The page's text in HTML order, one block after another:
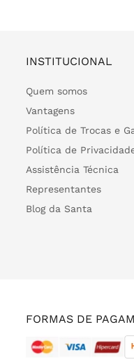
INSTITUCIONAL
Quem somos
Vantagens
Política de Trocas e
Política de
Assistência Técnica
Representantes
Blog da Santa
FORMAS DE